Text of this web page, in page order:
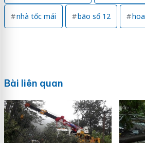
nhà tốc mái bão số 12
Bài liên quan